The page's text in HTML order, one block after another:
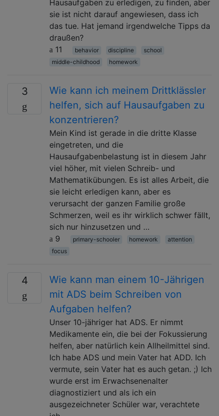
Hausaufgaben zu erledigen, zu finden, aber
sie ist nicht darauf angewiesen, dass ich
das tue. Hat jemand irgendwelche Tipps da
draußen?
11
behavior discipline
school
middle-childhood
homework
3
Wie kann ich meinem Drittklässler
helfen, sich auf Hausaufgaben zu
konzentrieren?
Mein Kind ist gerade in die dritte Klasse
eingetreten, und die
Hausaufgabenbelastung ist in diesem Jahr
viel höher, mit vielen Schreib- und
Mathematikübungen. Es ist alles Arbeit, die
sie leicht erledigen kann, aber es
verursacht der ganzen Familie große
Schmerzen, weil es ihr wirklich schwer fällt,
sich nur hinzusetzen und …
9
primary-schooler homework
attention
focus
4
Wie kann man einem 10-Jährigen
mit ADS beim Schreiben von
Aufgaben helfen?
Unser 10-jähriger hat ADS. Er nimmt
Medikamente ein, die bei der Fokussierung
helfen, aber natürlich kein Allheilmittel sind.
Ich habe ADS und mein Vater hat ADD. Ich
vermute, sein Vater hat es auch getan. ;) Ich
wurde erst im Erwachsenenalter
diagnostiziert und als ich ein
ausgezeichneter Schüler war, verachtete